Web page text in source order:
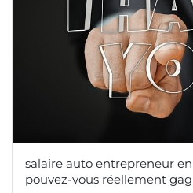
salaire auto entrepreneur
pouvez-vous réellement